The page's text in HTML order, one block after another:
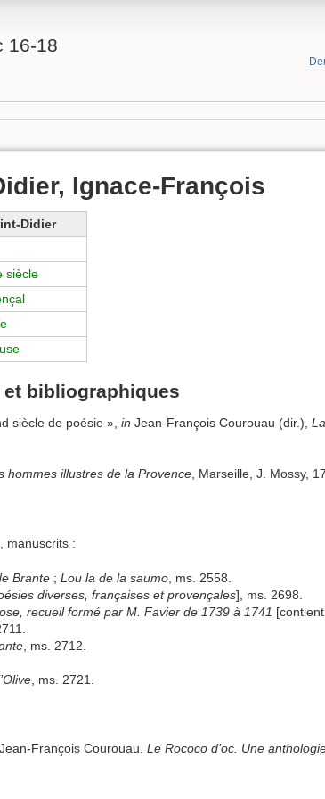
16-18
Ignace-François
Didier
siècle
bibliographiques
siècle de poésie », in Jean-François Courouau (dir.),
hommes illustres de la Provence, Marseille, J. Mossy,
manuscrits :
Brante ; Lou la de la saumo , ms. 2558.
diverses, françaises et provençales], ms. 2698.
recueil formé par M. Favier de 1739 à 1741
, ms. 2712.
, ms. 2721.
Jean-François Courouau, Le Rococo d’oc. Une